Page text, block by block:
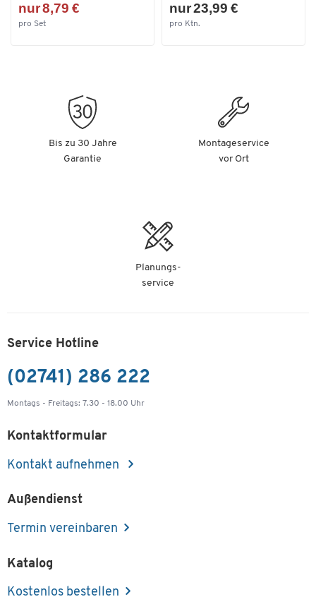
nur 8,79 €
pro Set
nur 23,99 €
pro Ktn.
Bis zu 30 Jahre
Garantie
Montageservice
vor Ort
Planungs-
service
Service Hotline
(02741) 286 222
Montags - Freitags: 7.30 - 18.00 Uhr
Kontaktformular
Kontakt aufnehmen
Außendienst
Termin vereinbaren
Katalog
Kostenlos bestellen